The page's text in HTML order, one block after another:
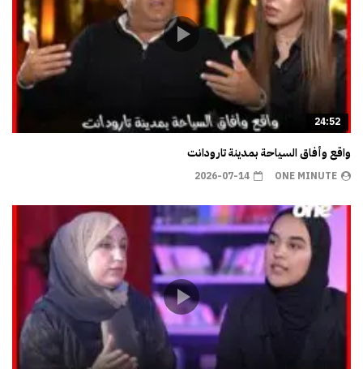
24:52
واقع وأفاق السياحة بمدينة تارودانت
ONE MINUTE
2026-07-14